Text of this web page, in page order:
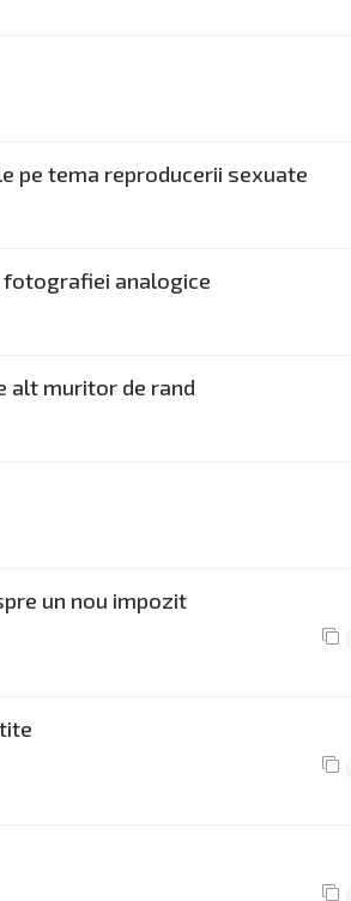
pe tema reproducerii sexuate
fotografiei analogice
alt muritor de rand
un nou impozit